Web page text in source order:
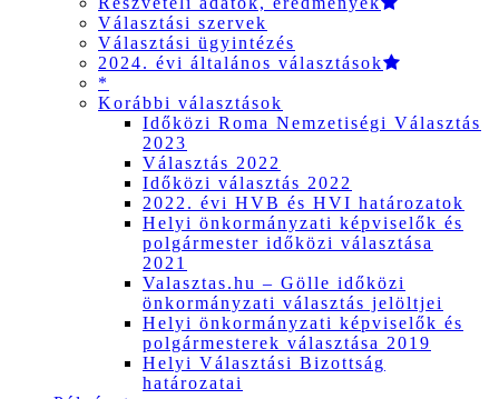
Választási szervek
Választási ügyintézés
2024. évi általános választások
*
Korábbi választások
Időközi Roma Nemzetiségi Választás
2023
Választás 2022
Időközi választás 2022
2022. évi HVB és HVI határozatok
Helyi önkormányzati képviselők és
polgármester időközi választása
2021
Valasztas.hu – Gölle időközi
önkormányzati választás jelöltjei
Helyi önkormányzati képviselők és
polgármesterek választása 2019
Helyi Választási Bizottság
határozatai